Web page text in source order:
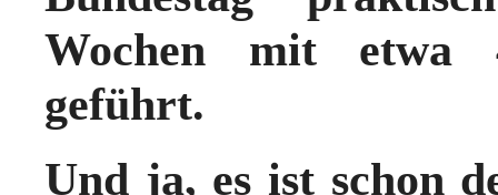
Wochen mit etwa
geführt.
Und ja, es ist schon